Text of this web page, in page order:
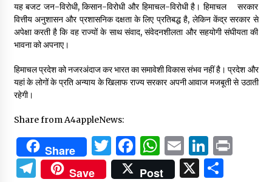
यह बजट जन-विरोधी, किसान-विरोधी और हिमाचल-विरोधी है। हिमाचल सरकार
वित्तीय अनुशासन और प्रशासनिक दक्षता के लिए प्रतिबद्ध है, लेकिन केंद्र सरकार से
अपेक्षा करती है कि वह राज्यों के साथ संवाद, संवेदनशीलता और सहयोगी संघीयता की
भावना को अपनाए।
हिमाचल प्रदेश को नजरअंदाज कर भारत का समावेशी विकास संभव नहीं है। प्रदेश और
यहां के लोगों के प्रति अन्याय के खिलाफ राज्य सरकार अपनी आवाज मजबूती से उठाती
रहेगी।
Share from A4appleNews:
Share Twitter
Facebook
WhatsApp
Email
Telegram
Save Post X